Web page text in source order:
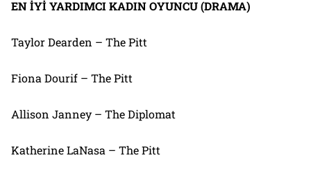
EN İYİ YARDIMCI KADIN OYUNCU (DRAMA)
Taylor Dearden – The Pitt
Fiona Dourif – The Pitt
Allison Janney – The Diplomat
Katherine LaNasa – The Pitt